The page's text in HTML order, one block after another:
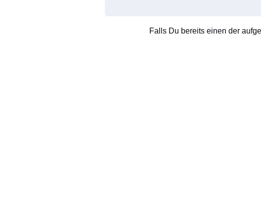
Falls Du bereits einen der